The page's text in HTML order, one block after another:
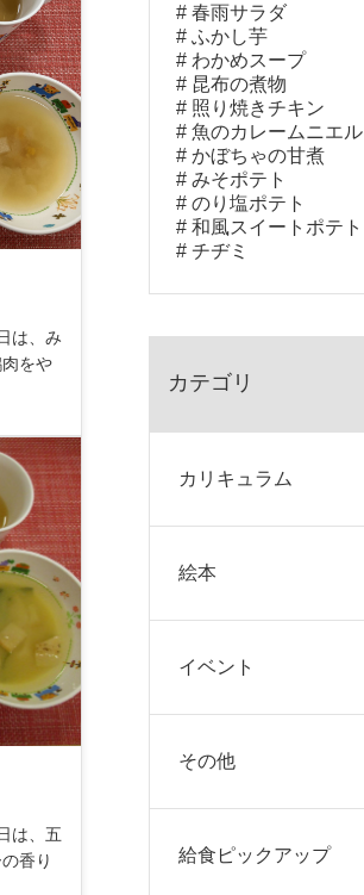
は、み
をや
は、五
香り
春雨サラダ
ふかし芋
わかめスープ
昆布の煮物
照り焼きチキン
魚のカレームニエル
かぼちゃの甘煮
みそポテト
のり塩ポテト
和風スイートポテト
チヂミ
カテゴリ
カリキュラム
絵本
イベント
その他
給食ピックアップ